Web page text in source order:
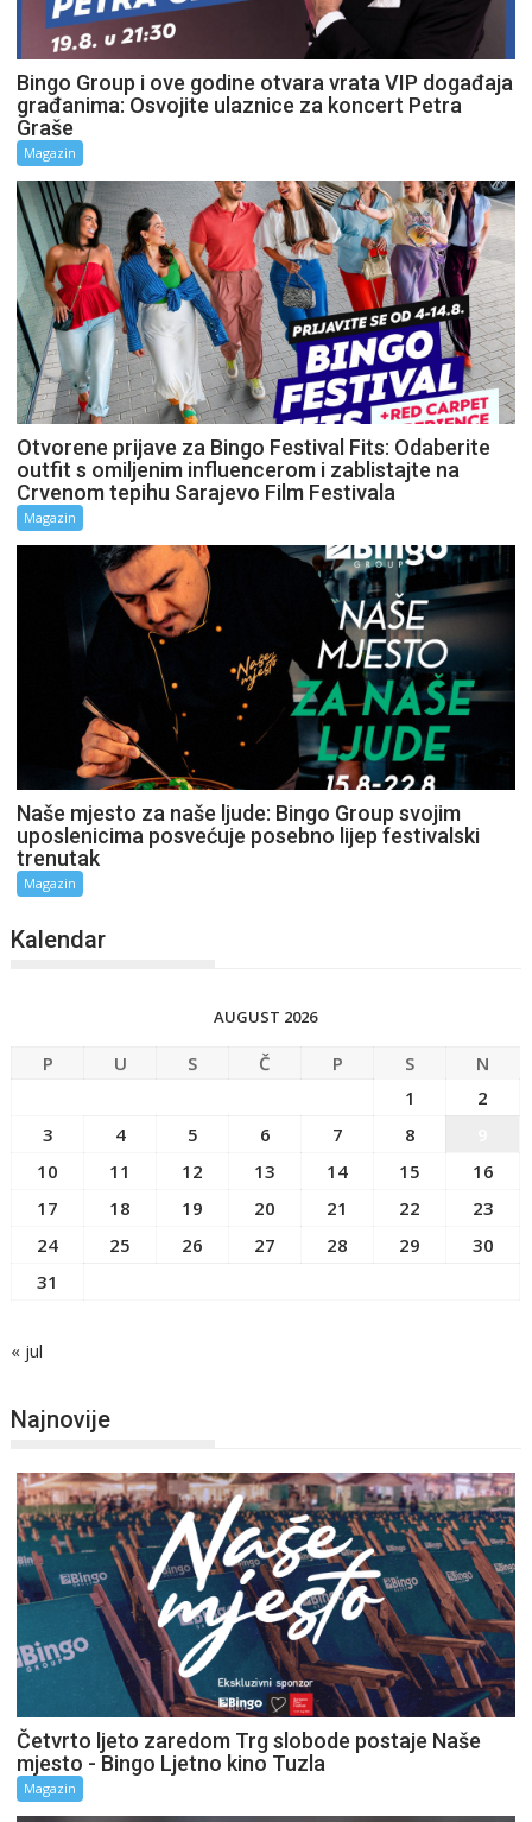
Bingo Group i ove godine otvara vrata VIP događaja
građanima: Osvojite ulaznice za koncert Petra
Graše
Magazin
Otvorene prijave za Bingo Festival Fits: Odaberite
outfit s omiljenim influencerom i zablistajte na
Crvenom tepihu Sarajevo Film Festivala
Magazin
Naše mjesto za naše ljude: Bingo Group svojim
uposlenicima posvećuje posebno lijep festivalski
trenutak
Magazin
Kalendar
AUGUST 2026
P U S Č P S
N
1
2
3
4 5 6 7 8
10
11 12 13 14 15
16
17
18 19 20 21 22
23
24
25 26 27 28 29
30
31
« jul
Najnovije
Četvrto ljeto zaredom Trg slobode postaje Naše
mjesto - Bingo Ljetno kino Tuzla
Magazin